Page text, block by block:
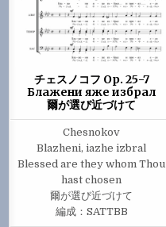
チェスノコフ Op. 25-7
Блажени яже избрал
爾が選び近づけて
Chesnokov
Blazheni, iazhe izbral
Blessed are they whom Thou
hast chosen
爾が選び近づけて
編成：SATTBB